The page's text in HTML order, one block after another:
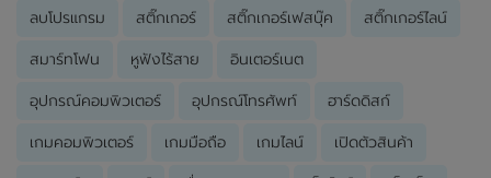
ลบโปรแกรม สติ๊กเกอร์ สติ๊กเกอร์เฟสบุ๊ค สติ๊กเกอร์ไลน์
สมาร์ทโฟน หูฟังไร้สาย อินเตอร์เนต
อุปกรณ์คอมพิวเตอร์ อุปกรณ์โทรศัพท์ ฮาร์ดดิสก์
เกมคอมพิวเตอร์ เกมมือถือ เกมไลน์ เปิดตัวสินค้า